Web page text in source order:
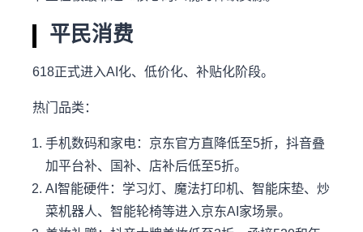
平民消费
618正式进入AI化、低价化、补贴化阶段。
热门品类：
手机数码和家电：京东官方直降低至5折，抖音叠
加平台补、国补、店补后低至5折。
AI智能硬件：学习灯、魔法打印机、智能床垫、炒
菜机器人、智能轮椅等进入京东AI家场景。